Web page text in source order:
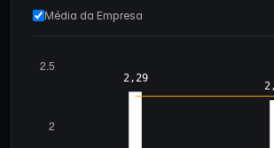
Média da Empresa